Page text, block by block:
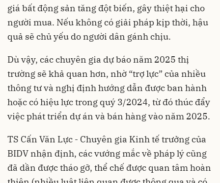
giá bất động sản tăng đột biến, gây thiệt hại cho
người mua. Nếu không có giải pháp kịp thời, hậu
quả sẽ chủ yếu do người dân gánh chịu.
Dù vậy, các chuyên gia dự báo năm 2025 thị
trường sẽ khả quan hơn, nhờ “trợ lực” của nhiều
thông tư và nghị định hướng dẫn được ban hành
hoặc có hiệu lực trong quý 3/2024, từ đó thúc đẩy
việc phát triển dự án và bán hàng vào năm 2025.
TS Cấn Văn Lực - Chuyên gia Kinh tế trưởng của
BIDV nhận định, các vướng mắc về pháp lý cũng
đã dần được tháo gỡ, thể chế được quan tâm hoàn